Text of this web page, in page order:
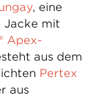
, eine
Jacke mit
Apex-
aus dem
Pertex
aus